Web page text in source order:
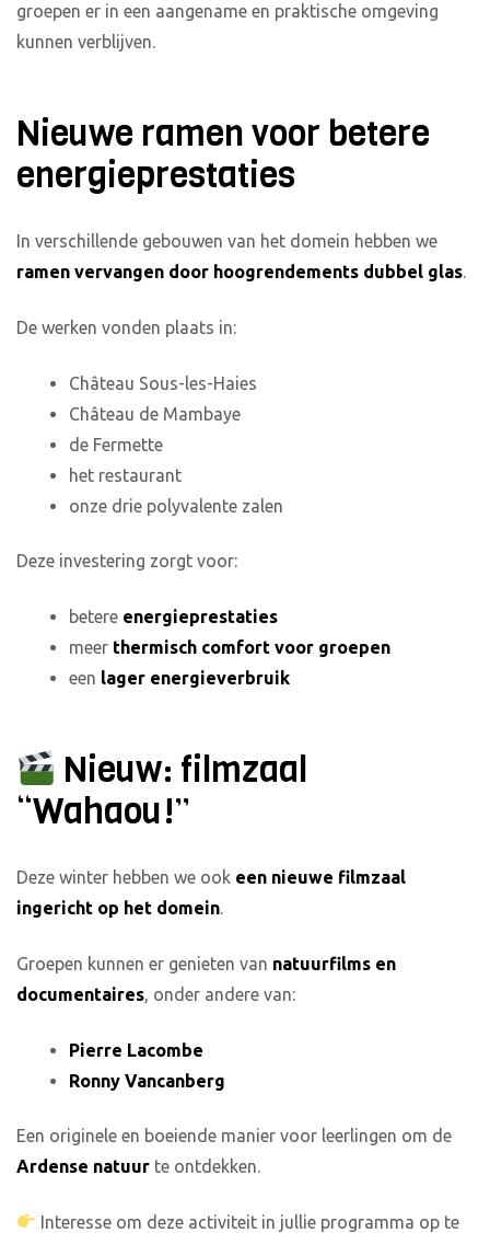
groepen er in een aangename en praktische omgeving
kunnen verblijven.
Nieuwe ramen voor betere
energieprestaties
In verschillende gebouwen van het domein hebben we
ramen vervangen door hoogrendements dubbel glas.
De werken vonden plaats in:
Château Sous-les-Haies
Château de Mambaye
de Fermette
het restaurant
onze drie polyvalente zalen
Deze investering zorgt voor:
betere energieprestaties
meer thermisch comfort voor groepen
een lager energieverbruik
Nieuw: filmzaal
“Wahaou!”
Deze winter hebben we ook een nieuwe filmzaal
ingericht op het domein.
Groepen kunnen er genieten van natuurfilms en
documentaires, onder andere van:
Pierre Lacombe
Ronny Vancanberg
Een originele en boeiende manier voor leerlingen om de
Ardense natuur te ontdekken.
Interesse om deze activiteit in jullie programma op te